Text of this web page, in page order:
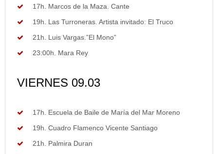
17h. Marcos de la Maza. Cante
19h. Las Turroneras. Artista invitado: El Truco
21h. Luis Vargas.”El Mono”
23:00h. Mara Rey
VIERNES 09.03
17h. Escuela de Baile de María del Mar Moreno
19h. Cuadro Flamenco Vicente Santiago
21h. Palmira Duran